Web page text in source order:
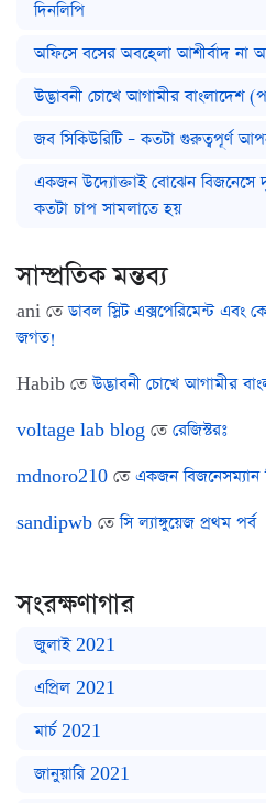
দিনলিপি
অফিসে বসের অবহেলা আশীর্বাদ না
উদ্ভাবনী চোখে আগামীর বাংলাদেশ
জব সিকিউরিটি – কতটা গুরুত্বপূর্ণ
একজন উদ্যোক্তাই বোঝেন বিজনেসে
কতটা চাপ সামলাতে হয়
সাম্প্রতিক মন্তব্য
ani তেডাবল স্লিট এক্সপেরিমেন্ট এবং
জগত!
Habib তেউদ্ভাবনী চোখে আগামীর
voltage lab blog তেরেজিস্টরঃ
mdnoro210 তেএকজন
sandipwb তেসি ল্যাঙ্গুয়েজ প্রথম পর্ব
সংরক্ষণাগার
জুলাই 2021
এপ্রিল 2021
মার্চ 2021
জানুয়ারি 2021